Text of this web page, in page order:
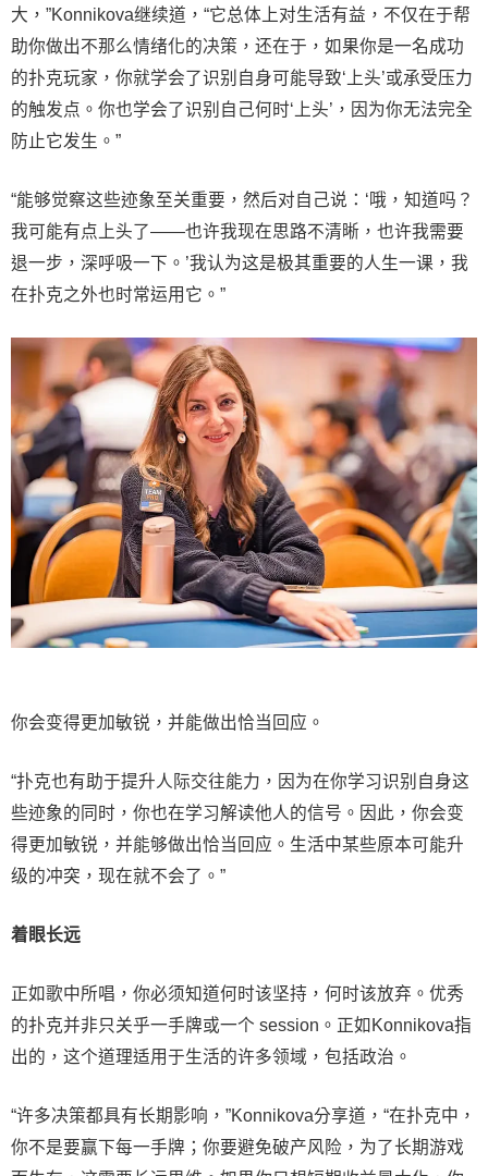
大，”Konnikova继续道，“它总体上对生活有益，不仅在于帮
助你做出不那么情绪化的决策，还在于，如果你是一名成功
的扑克玩家，你就学会了识别自身可能导致‘上头’或承受压力
的触发点。你也学会了识别自己何时‘上头’，因为你无法完全
防止它发生。”
“能够觉察这些迹象至关重要，然后对自己说：‘哦，知道吗？
我可能有点上头了——也许我现在思路不清晰，也许我需要
退一步，深呼吸一下。’我认为这是极其重要的人生一课，我
在扑克之外也时常运用它。”
你会变得更加敏锐，并能做出恰当回应。
“扑克也有助于提升人际交往能力，因为在你学习识别自身这
些迹象的同时，你也在学习解读他人的信号。因此，你会变
得更加敏锐，并能够做出恰当回应。生活中某些原本可能升
级的冲突，现在就不会了。”
着眼长远
正如歌中所唱，你必须知道何时该坚持，何时该放弃。优秀
的扑克并非只关乎一手牌或一个 session。正如Konnikova指
出的，这个道理适用于生活的许多领域，包括政治。
“许多决策都具有长期影响，”Konnikova分享道，“在扑克中，
你不是要赢下每一手牌；你要避免破产风险，为了长期游戏